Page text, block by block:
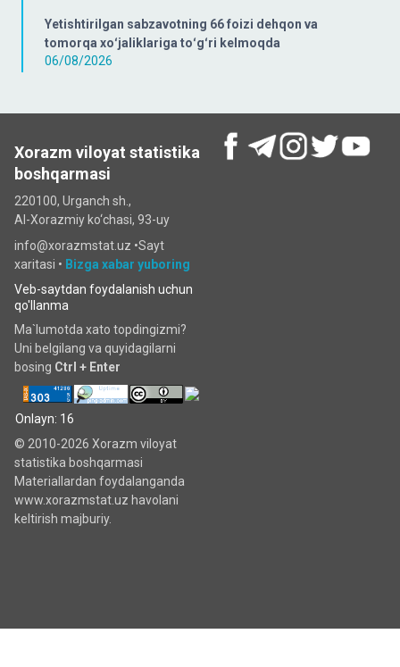
Yetishtirilgan sabzavotning 66 foizi dehqon va
tomorqa xoʻjaliklariga toʻgʻri kelmoqda
06/08/2026
Xorazm viloyat statistika
boshqarmasi
220100, Urganch sh.,
Al-Xorazmiy ko‘chаsi, 93-uy
info@xorazmstat.uz •Sayt
xaritasi • Bizga xabar yuboring
Veb-saytdan foydalanish uchun
qo'llanma
Ma`lumotda xato topdingizmi?
Uni belgilang va quyidagilarni
bosing Ctrl + Enter
Onlayn: 16
© 2010-2026 Xorazm viloyat
statistika boshqarmasi
Materiallardan foydalanganda
www.xorazmstat.uz havolani
keltirish majburiy.